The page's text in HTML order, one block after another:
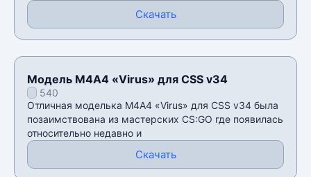
Скачать
Модель М4А4 «Virus» для CSS v34
540
Отличная моделька М4А4 «Virus» для CSS v34 была
позаимствована из мастерских CS:GO где появилась
относительно недавно и
Скачать